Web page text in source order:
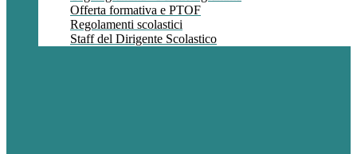
Offerta formativa e PTOF
Regolamenti scolastici
Staff del Dirigente Scolastico